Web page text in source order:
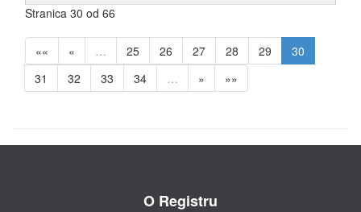
Stranica 30 od 66
«« « … 25 26 27 28 29
30
31
32 33 34 … » »»
O Registru